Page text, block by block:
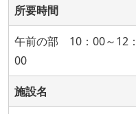
所要時間
午前の部 10：00～12
00
施設名